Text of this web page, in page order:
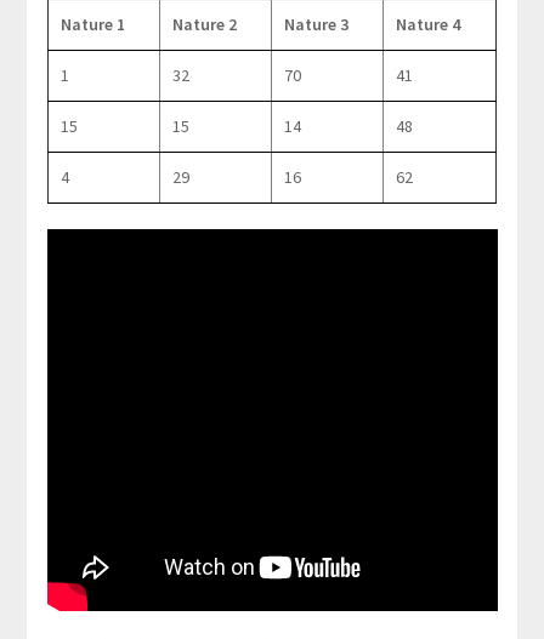
Nature 1 Nature 2 Nature 3 Nature 4
1 32 70 41
15 15 14 48
4 29 16 62